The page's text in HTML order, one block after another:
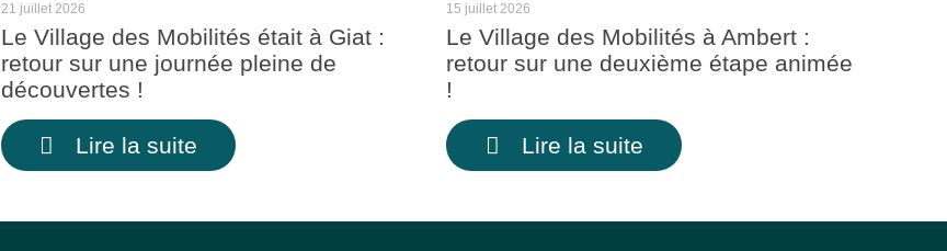
21 juillet 2026
Le Village des Mobilités était à Giat :
retour sur une journée pleine de
découvertes !
Lire la suite
15 juillet 2026
Le Village des Mobilités à Ambert :
retour sur une deuxième étape animée
!
Lire la suite